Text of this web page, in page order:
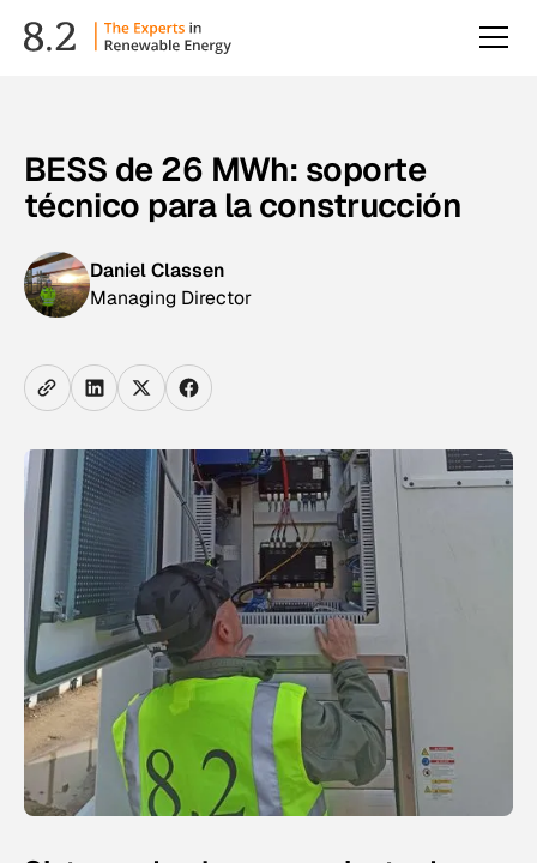
BESS de 26 MWh: soporte
técnico para la construcción
Daniel Classen
Managing Director